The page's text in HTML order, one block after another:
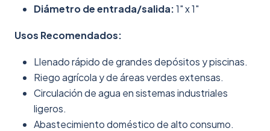
Diámetro de entrada/salida:1" x 1"
Usos Recomendados:
Llenado rápido de grandes depósitos y piscinas.
Riego agrícola y de áreas verdes extensas.
Circulación de agua en sistemas industriales
ligeros.
Abastecimiento doméstico de alto consumo.